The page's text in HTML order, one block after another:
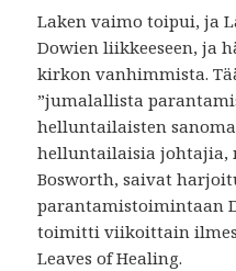
Laken vaimo toipui, ja
Dowien liikkeeseen, ja
kirkon vanhimmista.
”jumalallista
helluntailaisten
helluntailaisia johtajia,
Bosworth, saivat
parantamistoimintaan
toimitti viikoittain
Leaves of Healing.